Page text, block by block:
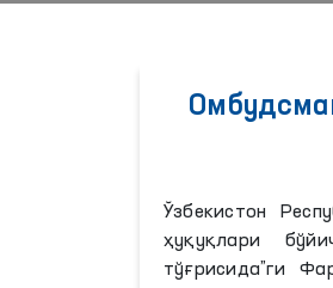
Ўзбекистон
ҳуқуқлари
тўғрисида”ги